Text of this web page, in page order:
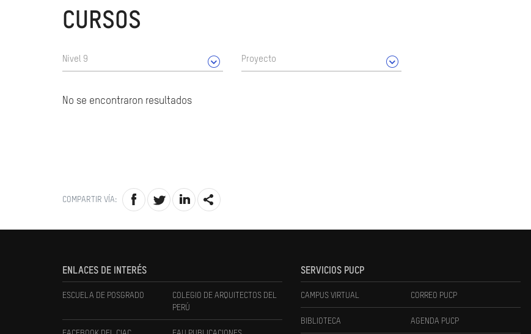
CURSOS
Nivel 9 Proyecto
No se encontraron resultados
COMPARTIR VÍA:
ENLACES DE INTERÉS
ESCUELA DE POSGRADO
COLEGIO DE ARQUITECTOS DEL
PERÚ
SERVICIOS PUCP
CAMPUS VIRTUAL CORREO PUCP
BIBLIOTECA AGENDA PUCP